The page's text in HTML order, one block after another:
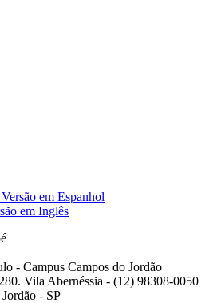
em Espanhol
em Inglês
- Campus Campos do Jordão
Vila Abernéssia - (12) 98308-0050
- SP